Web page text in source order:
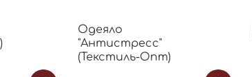
Одеяло
"Антистресс"
(Текстиль-Опт)